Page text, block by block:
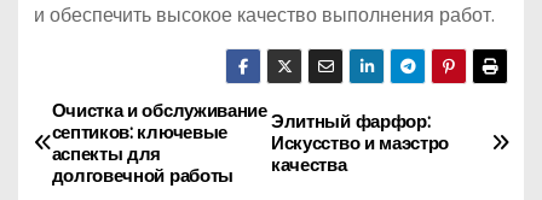
и обеспечить высокое качество выполнения работ.
Н
а
Элитный фарфор:
Искусство и маэстро
качества
Очистка и обслуживание
септиков: ключевые
аспекты для
долговечной работы